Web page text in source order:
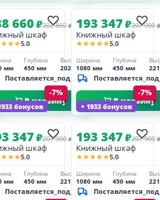
660₽202 860 ₽
шкаф
5.0
мм
Глубина
450 мм
Высота
2020 мм
Поставляется_под_заказ
В корзину
193 347₽207 900 ₽
Книжный шкаф
★★★★★5.0
Ширина
1080 мм
Глубина
450 мм
В корзину
бонусов
-7%
347₽207 900 ₽
шкаф
5.0
мм
Глубина
450 мм
Высота
2210 мм
Поставляется_под_заказ
+ 1933 бонусов
-7%
193 347₽207 900 ₽
Книжный шкаф
★★★★★5.0
Ширина
1080 мм
Глубина
450 мм